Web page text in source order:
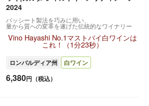
2024
パッシート製法を巧みに用い、
量から質への変革を遂げた伝統的なワイナリー
Vino Hayashi No.1マストバイ白ワインは
これ！（1分23秒）
ロンバルディア州 白ワイン
6,380円（税込）